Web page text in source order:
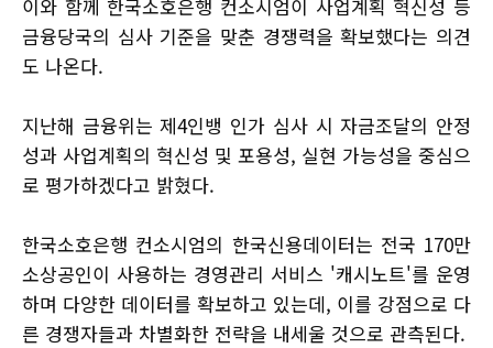
이와 함께 한국소호은행 컨소시엄이 사업계획 혁신성 등
금융당국의 심사 기준을 맞춘 경쟁력을 확보했다는 의견
도 나온다.
지난해 금융위는 제4인뱅 인가 심사 시 자금조달의 안정
성과 사업계획의 혁신성 및 포용성, 실현 가능성을 중심으
로 평가하겠다고 밝혔다.
한국소호은행 컨소시엄의 한국신용데이터는 전국 170만
소상공인이 사용하는 경영관리 서비스 '캐시노트'를 운영
하며 다양한 데이터를 확보하고 있는데, 이를 강점으로 다
른 경쟁자들과 차별화한 전략을 내세울 것으로 관측된다.